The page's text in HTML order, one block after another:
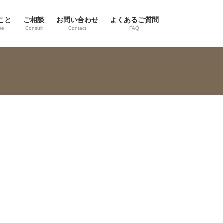
と ご相談
Consult
お問い合わせ
Contact
よくあるご質問
FAQ